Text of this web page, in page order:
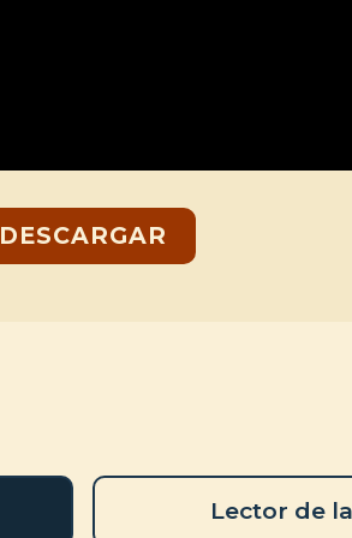
DESCARGAR
Lector de